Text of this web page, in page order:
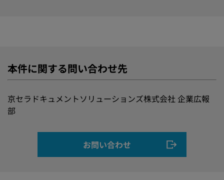
本件に関する問い合わせ先
京セラドキュメントソリューションズ株式会社 企業広報
部
お問い合わせ